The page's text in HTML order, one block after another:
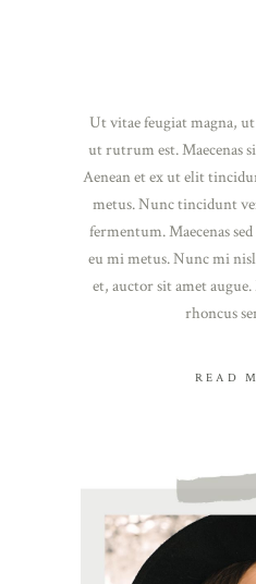
Ut vitae feugiat magna,
ut rutrum est. Maecenas
Aenean et ex ut elit
metus. Nunc tincidunt
fermentum. Maecenas
eu mi metus. Nunc mi
et, auctor sit amet
rhoncus
READ